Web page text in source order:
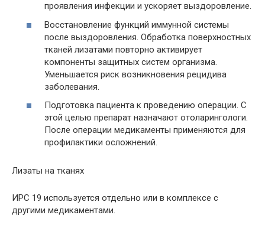
проявления инфекции и ускоряет выздоровление.
Восстановление функций иммунной системы
после выздоровления. Обработка поверхностных
тканей лизатами повторно активирует
компоненты защитных систем организма.
Уменьшается риск возникновения рецидива
заболевания.
Подготовка пациента к проведению операции. С
этой целью препарат назначают отоларингологи.
После операции медикаменты применяются для
профилактики осложнений.
Лизаты на тканях
ИРС 19 используется отдельно или в комплексе с
другими медикаментами.